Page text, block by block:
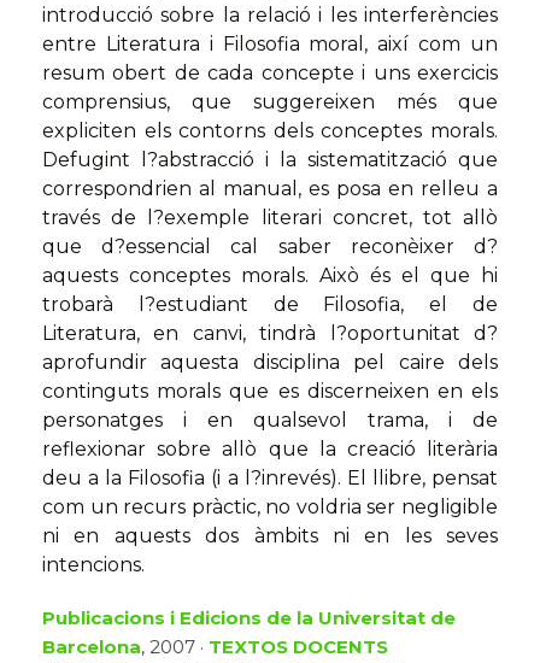
introducció sobre la relació i les interferències
entre Literatura i Filosofia moral, així com un
resum obert de cada concepte i uns exercicis
comprensius, que suggereixen més que
expliciten els contorns dels conceptes morals.
Defugint l?abstracció i la sistematització que
correspondrien al manual, es posa en relleu a
través de l?exemple literari concret, tot allò
que d?essencial cal saber reconèixer d?
aquests conceptes morals. Això és el que hi
trobarà l?estudiant de Filosofia, el de
Literatura, en canvi, tindrà l?oportunitat d?
aprofundir aquesta disciplina pel caire dels
continguts morals que es discerneixen en els
personatges i en qualsevol trama, i de
reflexionar sobre allò que la creació literària
deu a la Filosofia (i a l?inrevés). El llibre, pensat
com un recurs pràctic, no voldria ser negligible
ni en aquests dos àmbits ni en les seves
intencions.
Publicacions i Edicions de la Universitat de
Barcelona, 2007 · TEXTOS DOCENTS